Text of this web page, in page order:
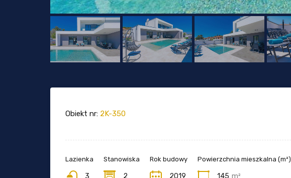
Obiekt nr: 2K-350
Lazienka Stanowiska Rok budowy Powierzchnia mieszkalna (m²)